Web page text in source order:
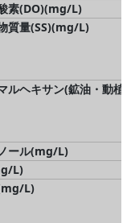
素(DO)(mg/L)
質量(SS)(mg/L)
ルヘキサン(鉱油・動
ール(mg/L)
L)
L)